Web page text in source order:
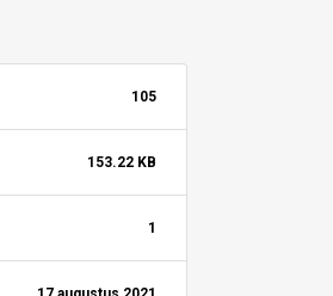
105
153.22 KB
1